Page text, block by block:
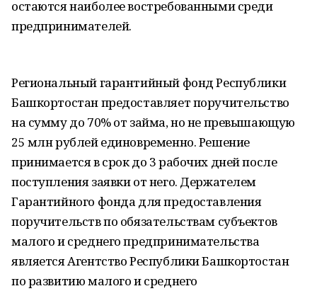
остаются наиболее востребованными среди
предпринимателей.
Региональный гарантийный фонд Республики
Башкортостан предоставляет поручительство
на сумму до 70% от займа, но не превышающую
25 млн рублей единовременно. Решение
принимается в срок до 3 рабочих дней после
поступления заявки от него. Держателем
Гарантийного фонда для предоставления
поручительств по обязательствам субъектов
малого и среднего предпринимательства
является Агентство Республики Башкортостан
по развитию малого и среднего